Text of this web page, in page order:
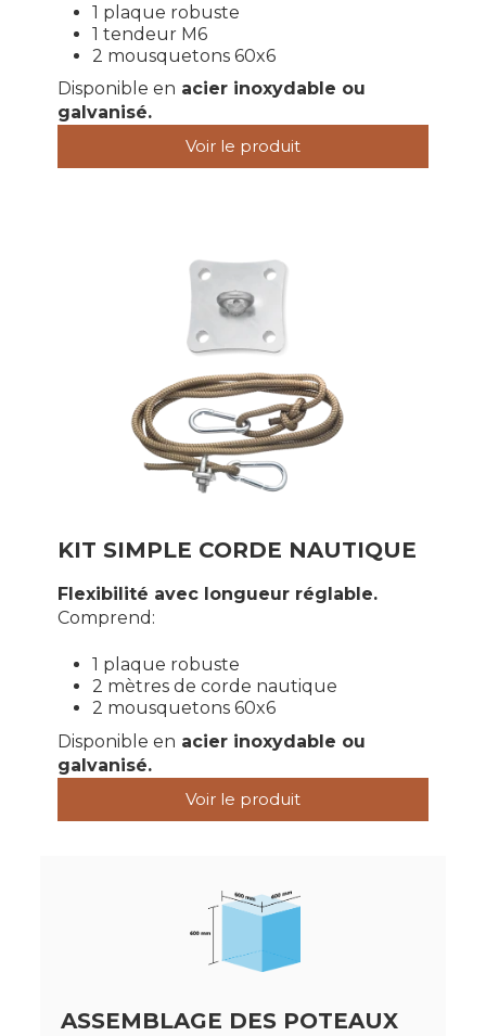
1 plaque robuste
1 tendeur M6
2 mousquetons 60x6
Disponible en acier inoxydable ou
galvanisé.
Voir le produit
KIT SIMPLE CORDE NAUTIQUE
Flexibilité avec longueur réglable.
Comprend:
1 plaque robuste
2 mètres de corde nautique
2 mousquetons 60x6
Disponible en acier inoxydable ou
galvanisé.
Voir le produit
ASSEMBLAGE DES POTEAUX